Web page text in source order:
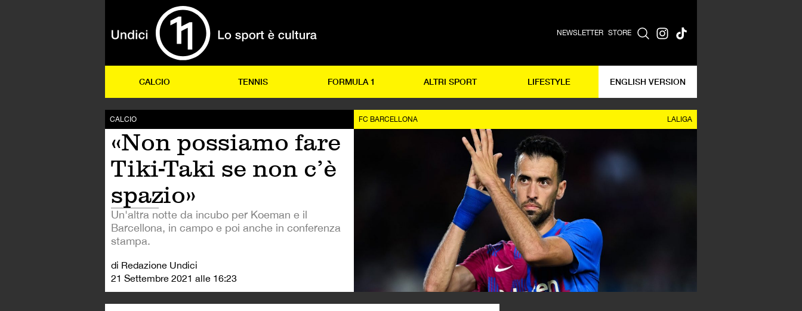
NEWSLETTER STORE
CALCIO TENNIS FORMULA 1 ALTRI SPORT LIFESTYLE ENGLISH VERSION
CALCIO
«Non possiamo fare
Tiki-Taki se non c’è
spazio»
Un'altra notte da incubo per Koeman e il
Barcellona, in campo e poi anche in conferenza
stampa.
di Redazione Undici
21 Settembre 2021 alle 16:23
FC BARCELLONA LALIGA